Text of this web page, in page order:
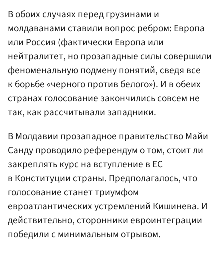
В обоих случаях перед грузинами и
молдаванами ставили вопрос ребром: Европа
или Россия (фактически Европа или
нейтралитет, но прозападные силы совершили
феноменальную подмену понятий, сведя все
к борьбе «черного против белого»). И в обеих
странах голосование закончились совсем не
так, как рассчитывали западники.
В Молдавии прозападное правительство Майи
Санду проводило референдум о том, стоит ли
закреплять курс на вступление в ЕС
в Конституции страны. Предполагалось, что
голосование станет триумфом
евроатлантических устремлений Кишинева. И
действительно, сторонники евроинтеграции
победили с минимальным отрывом.